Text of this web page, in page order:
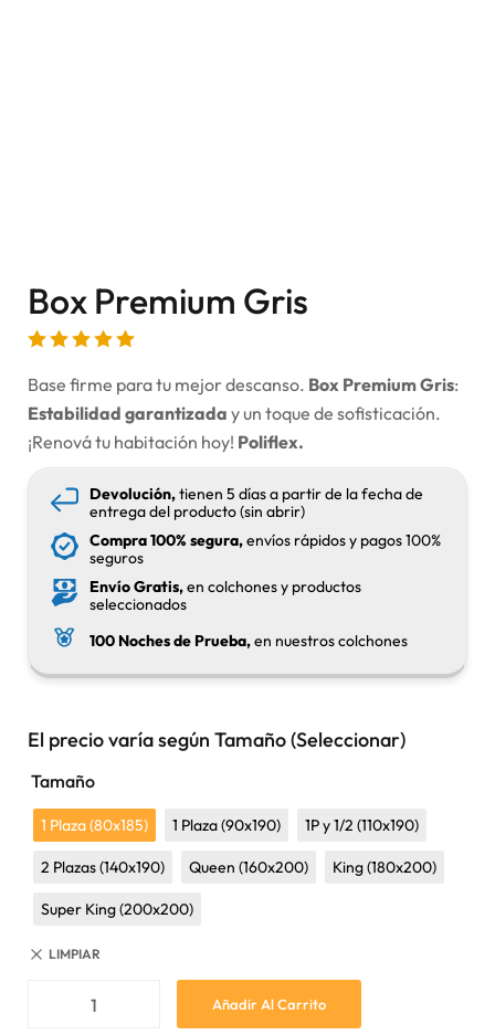
Box Premium Gris
Base firme para tu mejor descanso. Box Premium Gris:
Estabilidad garantizada y un toque de sofisticación.
¡Renová tu habitación hoy! Poliflex.
Devolución,tienen 5 días a partir de la fecha de
entrega del producto (sin abrir)
Compra 100% segura,envíos rápidos y pagos 100%
seguros
Envío Gratis,en colchones y productos
seleccionados
100 Noches de Prueba,en nuestros colchones
El precio varía según Tamaño (Seleccionar)
Tamaño
1 Plaza (80x185) 1 Plaza (90x190) 1P y 1/2 (110x190)
2 Plazas (140x190) Queen (160x200) King (180x200)
Super King (200x200)
LIMPIAR
Añadir Al Carrito